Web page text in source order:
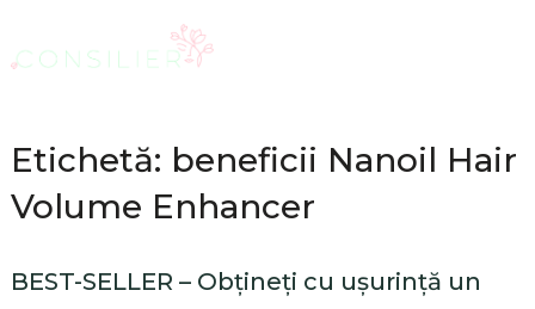
Etichetă: beneficii Nanoil Hair
Volume Enhancer
BEST-SELLER – Obțineți cu ușurință un